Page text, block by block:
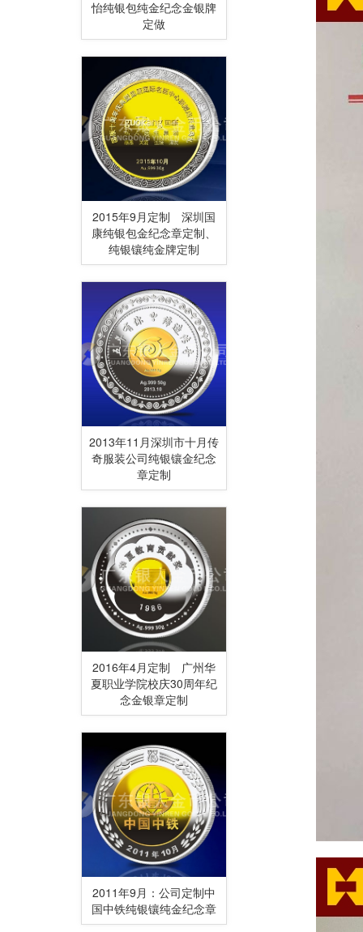
怡纯银包纯金纪念金银牌
定做
2015年9月定制 深圳国
康纯银包金纪念章定制、
纯银镶纯金牌定制
2013年11月深圳市十月传
奇服装公司纯银镶金纪念
章定制
2016年4月定制 广州华
夏职业学院校庆30周年纪
念金银章定制
2011年9月：公司定制中
国中铁纯银镶纯金纪念章